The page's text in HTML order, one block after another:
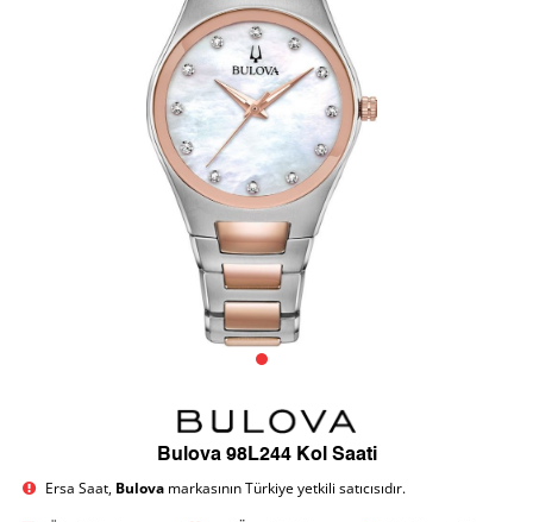
Bulova 98L244 Kol Saati
Ersa Saat, Bulova markasının Türkiye yetkili satıcısıdır.